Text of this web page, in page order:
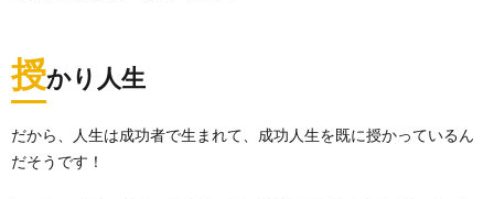
授かり人生
だから、人生は成功者で生まれて、成功人生を既に授かっているん
だそうです！